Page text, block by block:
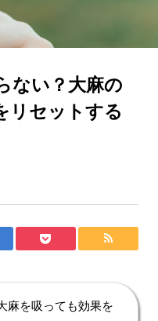
ない？大麻の
リセットする
麻を吸っても効果を